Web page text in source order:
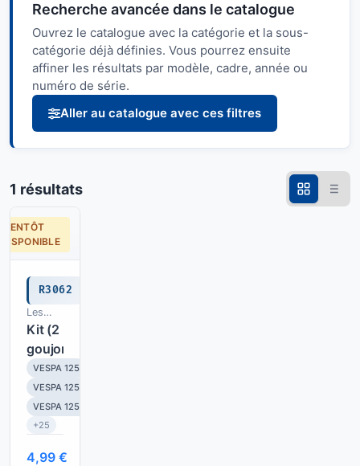
Recherche avancée dans le catalogue
Ouvrez le catalogue avec la catégorie et la sous-
catégorie déjà définies. Vous pourrez ensuite
affiner les résultats par modèle, cadre, année ou
numéro de série.
Aller au catalogue avec ces filtres
1 résultats
BIENTÔT
DISPONIBLE
R3062
Les
Composants
Moteur
Kit (2
goujon)
VESPA 125
VESPA 125 GT
VESPA 125 GTR
+25
4,99 €